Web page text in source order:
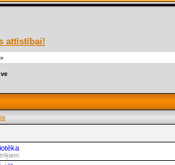
attīstībai!
»